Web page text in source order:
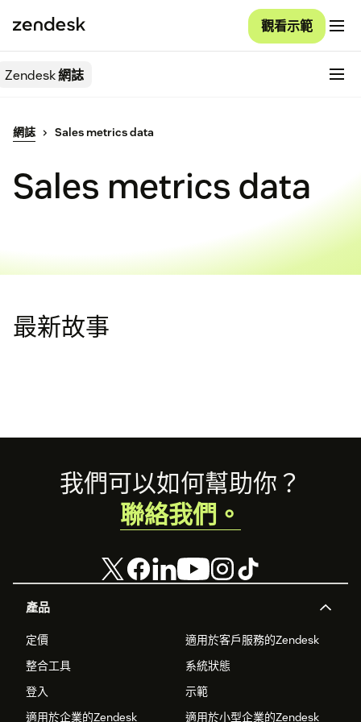
觀看示範
Zendesk網誌
網誌 Sales metrics data
Sales metrics data
最新故事
Footer
產品
定價
適用於客戶服務的Zendesk
整合工具
系統狀態
登入
示範
適用於企業的Zendesk
適用於小型企業的Zendesk
我們可以如何幫助你？
聯絡我們。